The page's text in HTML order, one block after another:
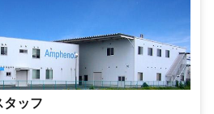
タッフ